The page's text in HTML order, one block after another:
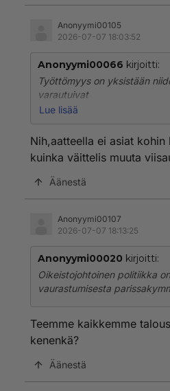
Anonyymi00105
2026-07-07 18:03:52
Anonyymi00066 kirjoitti:
Työttömyys on yksistään
varautuivat
... "Suomea uhkaavaan
puoli miljoonaa
..... jotka yllätys,yllätys veivät
kesätyöpaikat ja muut
.... Sitten alettiin syyttää
niitä jotka jo vuosia sitten
tekoäly vie työpaikat.
Lue lisää
Nih,aatteella ei asiat kohin
kuinka väittelis muuta
Äänestä
Anonyymi00107
2026-07-07 18:13:25
Anonyymi00020 kirjoitti:
Oikeistojohtoinen politiikka
vaurastumisesta
Teemme kaikkemme
kenenkä?
Äänestä